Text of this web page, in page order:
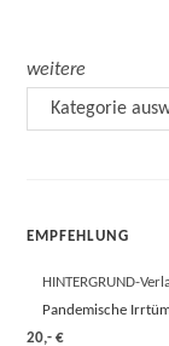
weitere
EMPFEHLUNG
HINTERGRUND-
Pandemische
20,- €